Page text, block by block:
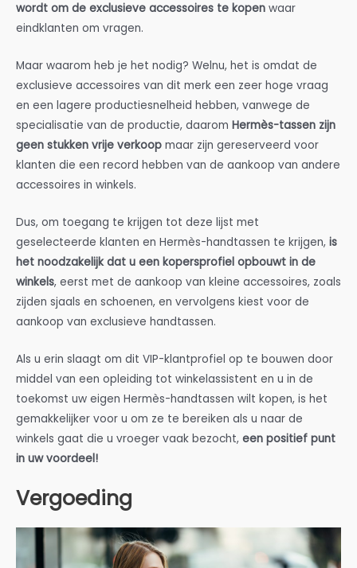
wordt om de exclusieve accessoires te kopen waar
eindklanten om vragen.
Maar waarom heb je het nodig? Welnu, het is omdat de
exclusieve accessoires van dit merk een zeer hoge vraag
en een lagere productiesnelheid hebben, vanwege de
specialisatie van de productie, daarom Hermès-tassen zijn
geen stukken vrije verkoop maar zijn gereserveerd voor
klanten die een record hebben van de aankoop van andere
accessoires in winkels.
Dus, om toegang te krijgen tot deze lijst met
geselecteerde klanten en Hermès-handtassen te krijgen, is
het noodzakelijk dat u een kopersprofiel opbouwt in de
winkels, eerst met de aankoop van kleine accessoires, zoals
zijden sjaals en schoenen, en vervolgens kiest voor de
aankoop van exclusieve handtassen.
Als u erin slaagt om dit VIP-klantprofiel op te bouwen door
middel van een opleiding tot winkelassistent en u in de
toekomst uw eigen Hermès-handtassen wilt kopen, is het
gemakkelijker voor u om ze te bereiken als u naar de
winkels gaat die u vroeger vaak bezocht, een positief punt
in uw voordeel!
Vergoeding